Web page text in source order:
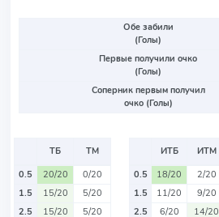
Обе забили
(Голы)
Первые получили очко
(Голы)
Соперник первым получил
очко (Голы)
ТБ
ТМ
0.5
20/20
0/20
1.5
15/20
5/20
2.5
15/20
5/20
ИТБ
ИТМ
0.5
18/20
2/20
1.5
11/20
9/20
2.5
6/20
14/20